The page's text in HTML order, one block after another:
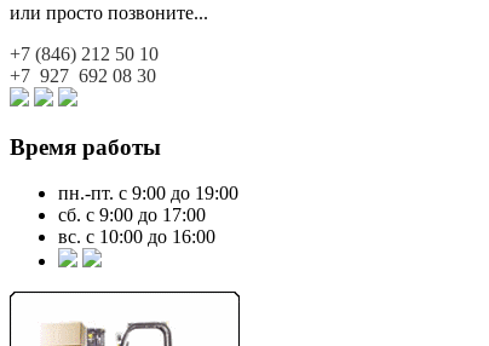
или просто позвоните...
+7 (846) 212 50 10
+7 927 692 08 30
Время работы
пн.-пт. с 9:00 до 19:00
сб. с 9:00 до 17:00
вс. с 10:00 до 16:00